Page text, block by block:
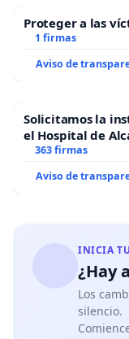
Proteger a las
1 firmas
Aviso de
Solicitamos la
el Hospital de
363 firmas
Aviso de
INICIA
¿Hay
Los
silencio.